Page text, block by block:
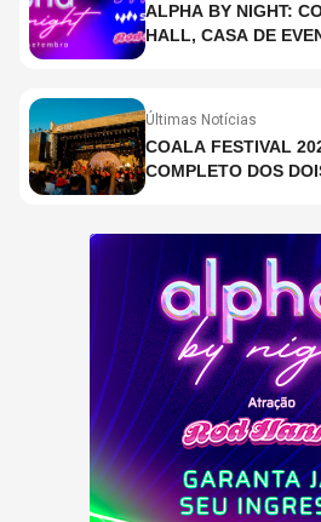
ALPHA BY NIGHT:
HALL, CASA DE
Últimas Notícias
COALA FESTIVAL
COMPLETO DOS